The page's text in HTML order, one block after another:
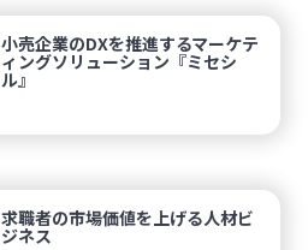
小売企業のDXを推進するマーケテ
ィングソリューション『ミセシ
ル』
求職者の市場価値を上げる人材ビ
ジネス